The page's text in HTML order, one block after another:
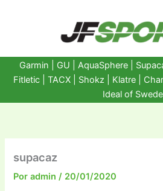
Garmin GU AquaSphere|
Fitletic
TACX Shokz Klatre
Ideal of
supacaz
Poradmin/ 20/01/2020